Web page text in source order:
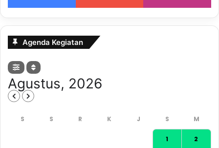
Agenda Kegiatan
Agustus, 2026
1 2